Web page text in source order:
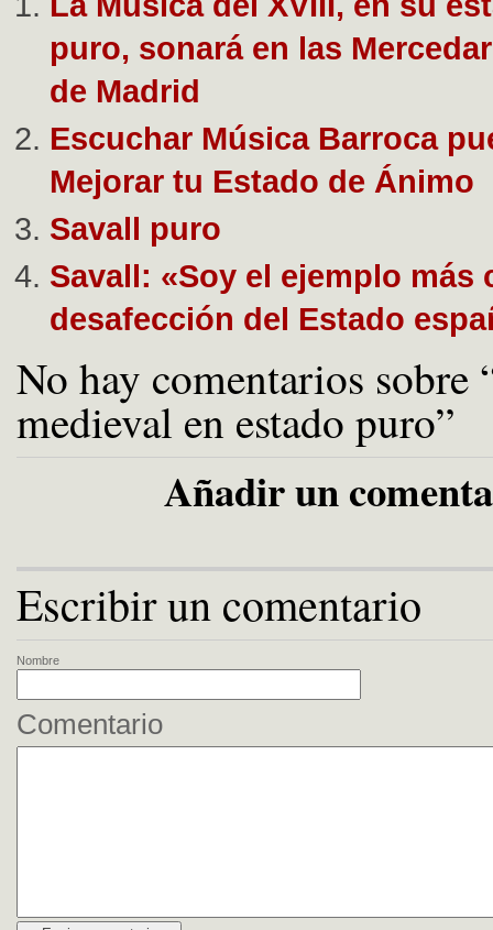
puro, sonará en las
de Madrid
Escuchar Música Barroca
Mejorar tu Estado de Ánimo
Savall puro
Savall: «Soy el ejemplo más
desafección del Estado
No hay comentarios sobre
medieval en estado puro”
Añadir un
Escribir un comentario
Nombre
Comentario